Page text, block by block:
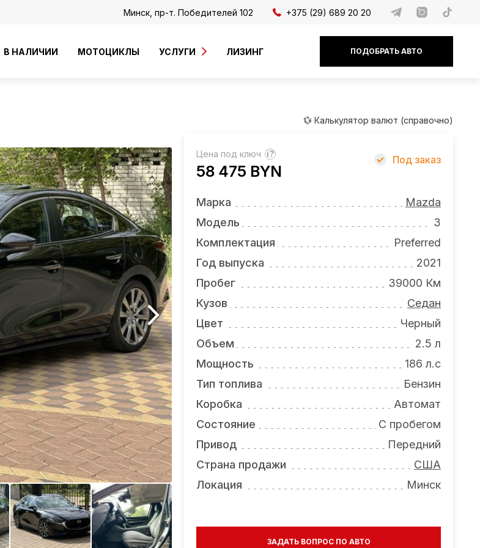
Минск, пр-т. Победителей 102 +375 (29) 689 20 20
В НАЛИЧИИ МОТОЦИКЛЫ УСЛУГИ ЛИЗИНГ ПОДОБРАТЬ АВТО
💱 Калькулятор валют (справочно)
Цена под ключ ?
58 475 BYN
Под заказ
Марка
Mazda
Модель
3
Комплектация
Preferred
Год выпуска
2021
Пробег
39000 Км
Кузов
Седан
Цвет
Черный
Объем
2.5 л
Мощность
186 л.с
Тип топлива
Бензин
Коробка
Автомат
Состояние
С пробегом
Привод
Передний
Страна продажи
США
Локация
Минск
ЗАДАТЬ ВОПРОС ПО АВТО